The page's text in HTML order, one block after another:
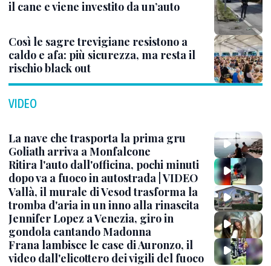
il cane e viene investito da un’auto
Così le sagre trevigiane resistono a
caldo e afa: più sicurezza, ma resta il
rischio black out
VIDEO
La nave che trasporta la prima gru
Goliath arriva a Monfalcone
Ritira l'auto dall'officina, pochi minuti
dopo va a fuoco in autostrada | VIDEO
Vallà, il murale di Vesod trasforma la
tromba d'aria in un inno alla rinascita
Jennifer Lopez a Venezia, giro in
gondola cantando Madonna
Frana lambisce le case di Auronzo, il
video dall'elicottero dei vigili del fuoco